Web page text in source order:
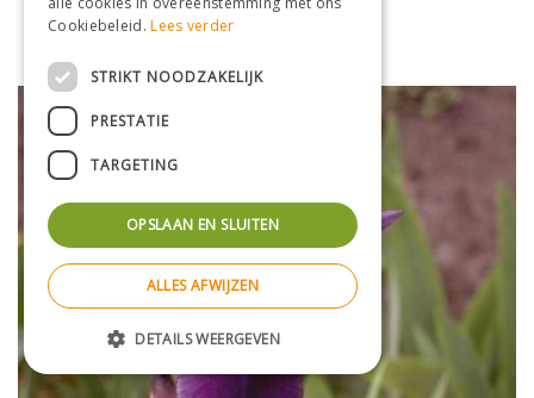
Lis
Iris 'Stepping Out'
Cookiebeleid.Lees verder
STRIKT NOODZAKELIJK
PRESTATIE
TARGETING
OPSLAAN EN SLUITEN
ALLES AFWIJZEN
DETAILS WEERGEVEN